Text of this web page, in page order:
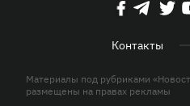
Контакты
Материалы под рубриками
размещены на правах рекламы